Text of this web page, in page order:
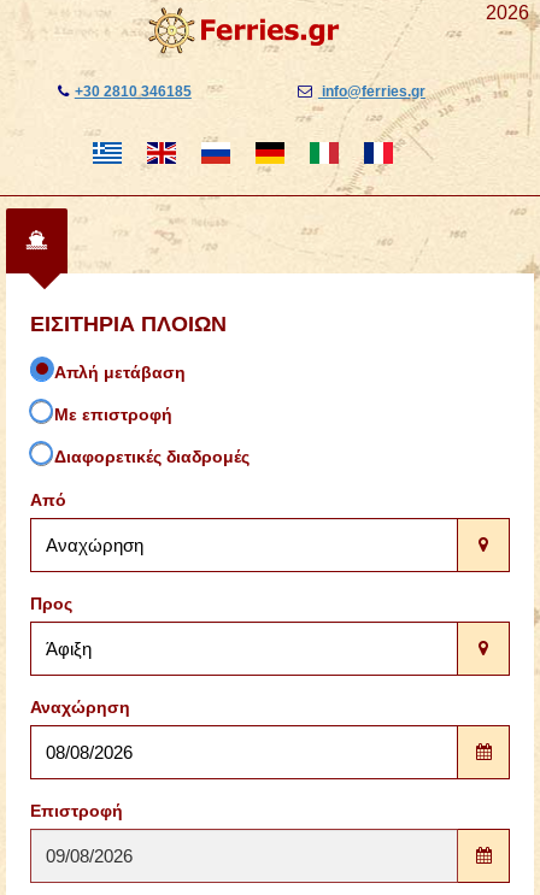
2026
+30 2810 346185 info@ferries.gr
ΕΙΣΙΤΗΡΙΑ ΠΛΟΙΩΝ
Απλή μετάβαση
Με επιστροφή
Διαφορετικές διαδρομές
Από
Προς
Αναχώρηση
Επιστροφή